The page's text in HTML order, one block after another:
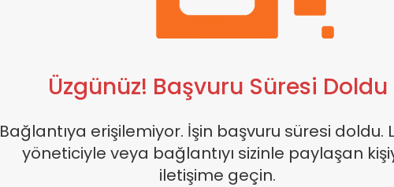
Üzgünüz! Başvuru Süresi Doldu
Bağlantıya erişilemiyor. İşin başvuru süresi doldu.
yöneticiyle veya bağlantıyı sizinle paylaşan
iletişime geçin.